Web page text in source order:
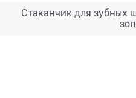
Стаканчик для зубных